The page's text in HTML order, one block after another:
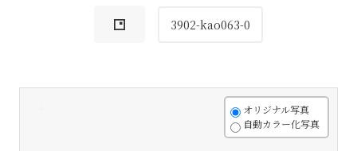
3902-kao063-0
オリジナル写真
自動カラー化写真